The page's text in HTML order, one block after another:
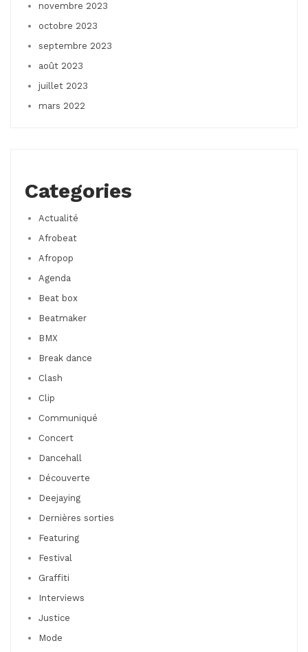
novembre 2023
octobre 2023
septembre 2023
août 2023
juillet 2023
mars 2022
Categories
Actualité
Afrobeat
Afropop
Agenda
Beat box
Beatmaker
BMX
Break dance
Clash
Clip
Communiqué
Concert
Dancehall
Découverte
Deejaying
Dernières sorties
Featuring
Festival
Graffiti
Interviews
Justice
Mode